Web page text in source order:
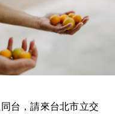
台，請來台北市立交